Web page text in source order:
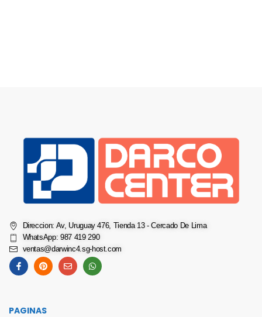
Direccion: Av, Uruguay 476, Tienda 13 - Cercado De Lima
WhatsApp: 987 419 290
ventas@darwinc4.sg-host.com
PAGINAS